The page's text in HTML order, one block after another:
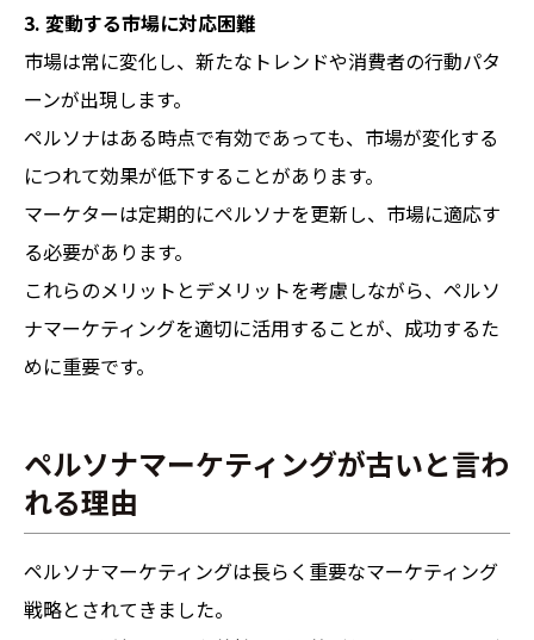
3. 変動する市場に対応困難
市場は常に変化し、新たなトレンドや消費者の行動パタ
ーンが出現します。
ペルソナはある時点で有効であっても、市場が変化する
につれて効果が低下することがあります。
マーケターは定期的にペルソナを更新し、市場に適応す
る必要があります。
これらのメリットとデメリットを考慮しながら、ペルソ
ナマーケティングを適切に活用することが、成功するた
めに重要です。
ペルソナマーケティングが古いと言わ
れる理由
ペルソナマーケティングは長らく重要なマーケティング
戦略とされてきました。